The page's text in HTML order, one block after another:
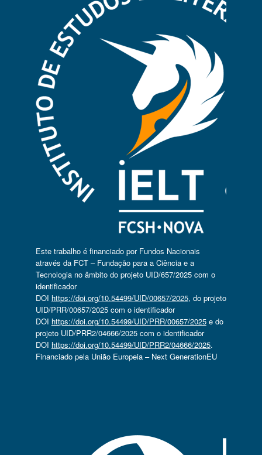
Este trabalho é financiado por Fundos Nacionais
através da FCT – Fundação para a Ciência e a
Tecnologia no âmbito do projeto UID/657/2025 com o
identificador
DOI https://doi.org/10.54499/UID/00657/2025, do projeto
UID/PRR/00657/2025 com o identificador
DOI https://doi.org/10.54499/UID/PRR/00657/2025e do
projeto UID/PRR2/04666/2025 com o identificador
DOI https://doi.org/10.54499/UID/PRR2/04666/2025.
Financiado pela União Europeia – Next GenerationEU